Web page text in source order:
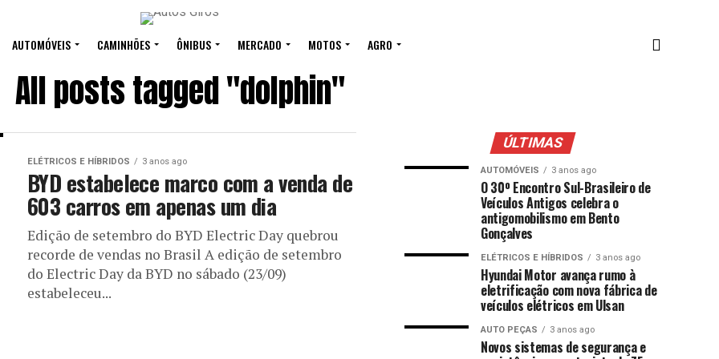
AUTOMÓVEIS CAMINHÕES ÔNIBUS MERCADO MOTOS AGRO
All posts tagged "dolphin"
ELÉTRICOS E HÍBRIDOS 3 anos ago
BYD estabelece marco com a venda de
603 carros em apenas um dia
Edição de setembro do BYD Electric Day quebrou
recorde de vendas no Brasil A edição de setembro
do Electric Day da BYD no sábado (23/09)
estabeleceu...
ÚLTIMAS
AUTOMÓVEIS 3 anos ago
O 30º Encontro Sul-Brasileiro de
Veículos Antigos celebra o
antigomobilismo em Bento
Gonçalves
ELÉTRICOS E HÍBRIDOS 3 anos ago
Hyundai Motor avança rumo à
eletrificação com nova fábrica de
veículos elétricos em Ulsan
AUTO PEÇAS 3 anos ago
Novos sistemas de segurança e